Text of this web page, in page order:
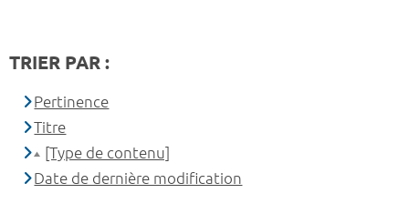
TRIER PAR :
Pertinence
Titre
[Type de contenu]
Date de dernière modification